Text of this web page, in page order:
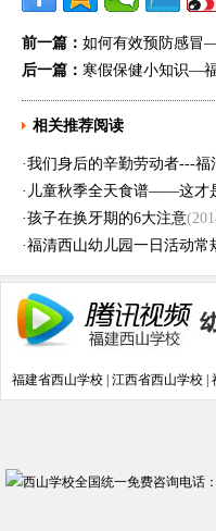
前一篇： 如何有效预防感冒
后一篇： 寒假保健小知识—
相关推荐阅读
·我们身后的辛勤劳动者---福
· 儿童秋季全天食谱——这才
·孩子在换牙期的6大注意
·福清西山幼儿园一日活动常
福建省西山学校 江西省西山学校